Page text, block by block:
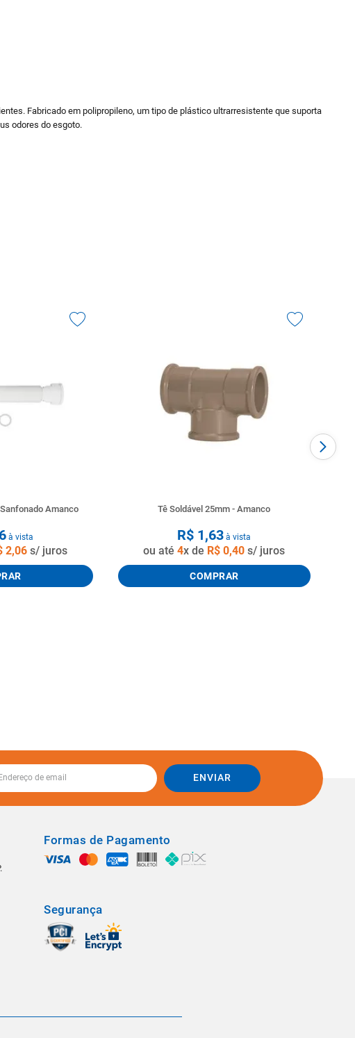
Fabricado em polipropileno, um tipo de plástico ultrarresistente que suporta
odores do esgoto.
Amanco
à vista
2,06 s/ juros
Tê Soldável 25mm - Amanco
R$ 1,63 à vista
ou até4x de R$ 0,40 s/ juros
COMPRAR
ENVIAR
Formas de Pagamento
Segurança